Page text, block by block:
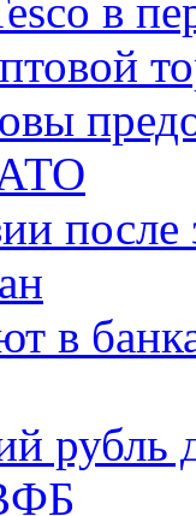
в
после
в
рубль